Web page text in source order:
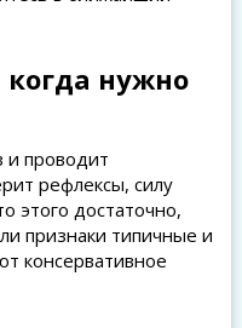
когда нужно
и проводит
рефлексы, силу
этого достаточно,
признаки типичные и
консервативное